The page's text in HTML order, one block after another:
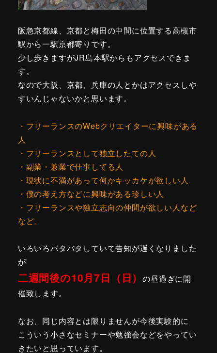
阪急京都線、京都と梅田の中間に位置する高槻市
駅から一駅京都寄りです。
少し歩きますがJR島本駅からもアクセスできま
す。
なので大阪、京都、兵庫の人とかはアクセスしや
すいんじゃないかと思います。
・フリーランスのWebクリエイターに興味がある
人
・フリーランスとして独立したての人
・副業・兼業で仕事してる人
・現状に不満があって何かキッカケが欲しい人
・僕の考え方などに興味がある珍しい人
・フリーランスや独立志向の仲間が欲しい人など
など。
いろいろバタバタしていて告知が遅くなりました
が
二週間後の10月7日（日）の昼過ぎに開
催致します。
なお、同じ内容とは限りませんが今後実験的に
こういう小さ なセミナーや勉強会などをやってい
きたいと思っています。